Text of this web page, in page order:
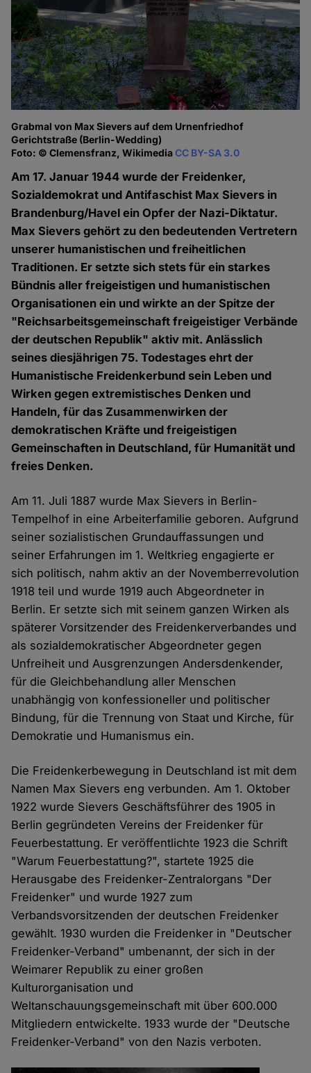
Grabmal von Max Sievers auf dem Urnenfriedhof
Gerichtstraße (Berlin-Wedding)
Foto: © Clemensfranz, WikimediaCC BY-SA 3.0
Am 17. Januar 1944 wurde der Freidenker,
Sozialdemokrat und Antifaschist Max Sievers in
Brandenburg/Havel ein Opfer der Nazi-Diktatur.
Max Sievers gehört zu den bedeutenden Vertretern
unserer humanistischen und freiheitlichen
Traditionen. Er setzte sich stets für ein starkes
Bündnis aller freigeistigen und humanistischen
Organisationen ein und wirkte an der Spitze der
"Reichsarbeitsgemeinschaft freigeistiger Verbände
der deutschen Republik" aktiv mit. Anlässlich
seines diesjährigen 75. Todestages ehrt der
Humanistische Freidenkerbund sein Leben und
Wirken gegen extremistisches Denken und
Handeln, für das Zusammenwirken der
demokratischen Kräfte und freigeistigen
Gemeinschaften in Deutschland, für Humanität und
freies Denken.
Am 11. Juli 1887 wurde Max Sievers in Berlin-
Tempelhof in eine Arbeiterfamilie geboren. Aufgrund
seiner sozialistischen Grundauffassungen und
seiner Erfahrungen im 1. Weltkrieg engagierte er
sich politisch, nahm aktiv an der Novemberrevolution
1918 teil und wurde 1919 auch Abgeordneter in
Berlin. Er setzte sich mit seinem ganzen Wirken als
späterer Vorsitzender des Freidenkerverbandes und
als sozialdemokratischer Abgeordneter gegen
Unfreiheit und Ausgrenzungen Andersdenkender,
für die Gleichbehandlung aller Menschen
unabhängig von konfessioneller und politischer
Bindung, für die Trennung von Staat und Kirche, für
Demokratie und Humanismus ein.
Die Freidenkerbewegung in Deutschland ist mit dem
Namen Max Sievers eng verbunden. Am 1. Oktober
1922 wurde Sievers Geschäftsführer des 1905 in
Berlin gegründeten Vereins der Freidenker für
Feuerbestattung. Er veröffentlichte 1923 die Schrift
"Warum Feuerbestattung?", startete 1925 die
Herausgabe des Freidenker-Zentralorgans "Der
Freidenker" und wurde 1927 zum
Verbandsvorsitzenden der deutschen Freidenker
gewählt. 1930 wurden die Freidenker in "Deutscher
Freidenker-Verband" umbenannt, der sich in der
Weimarer Republik zu einer großen
Kulturorganisation und
Weltanschauungsgemeinschaft mit über 600.000
Mitgliedern entwickelte. 1933 wurde der "Deutsche
Freidenker-Verband" von den Nazis verboten.